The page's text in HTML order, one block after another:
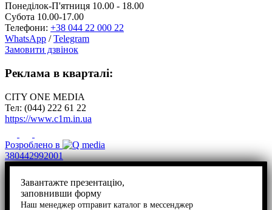
Понеділок-П'ятниця 10.00 - 18.00
Субота 10.00-17.00
Телефони: +38 044 22 000 22
WhatsApp /Telegram
Замовити дзвінок
Реклама в кварталі:
CITY ONE MEDIA
Тел: (044) 222 61 22
https://www.c1m.in.ua
Розроблено в
380442992001
Завантажте презентацію,
заповнивши форму
Наш менеджер отправит каталог в мессенджер